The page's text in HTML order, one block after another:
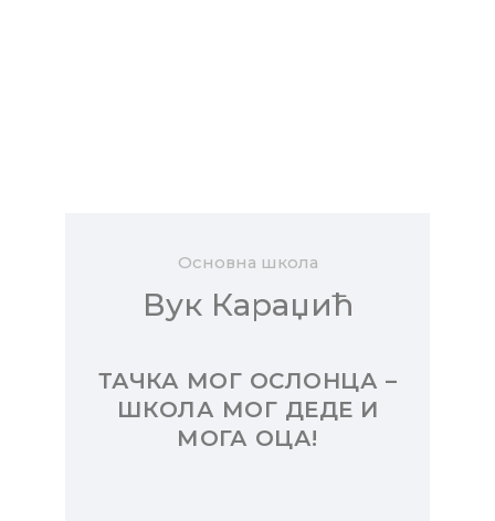
Основна школа
Вук Караџић
ТАЧКА МОГ ОСЛОНЦА –
ШКОЛА МОГ ДЕДЕ И
МОГА ОЦА!